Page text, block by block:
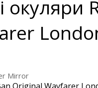
окуляри
Mirror